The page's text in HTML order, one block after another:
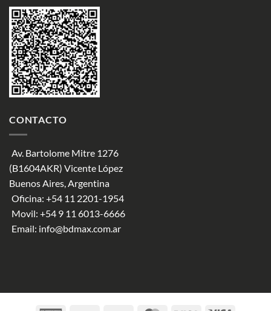
CONTACTO
Av. Bartolome Mitre 1276
(B1604AKR) Vicente López
Buenos Aires, Argentina
Oficina: +54 11 2201-1954
Movil: +54 9 11 6013-6666
Email: info@bdmax.com.ar